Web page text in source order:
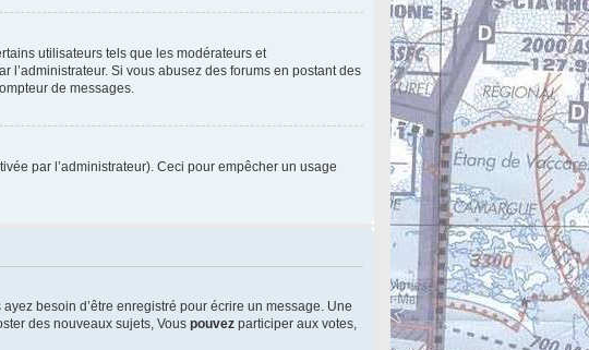
utilisateurs tels que les modérateurs et
l’administrateur. Si vous abusez des forums en postant des
de messages.
par l’administrateur). Ceci pour empêcher un usage
besoin d’être enregistré pour écrire un message. Une
des nouveaux sujets, Vous pouvez participer aux votes,